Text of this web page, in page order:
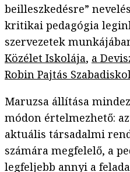
beilleszkedésre”
kritikai pedagógia
szervezetek
Közélet Iskolája, a
Robin Pajtás
Maruzsa állítása
módon értelmezhető:
aktuális társadalmi
számára megfelelő, a
legfeljebb annyi a